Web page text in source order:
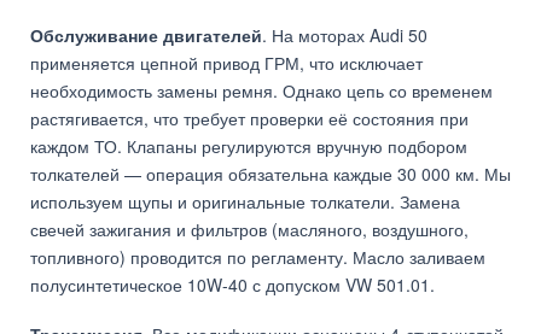
Обслуживание двигателей. На моторах Audi 50
применяется цепной привод ГРМ, что исключает
необходимость замены ремня. Однако цепь со временем
растягивается, что требует проверки её состояния при
каждом ТО. Клапаны регулируются вручную подбором
толкателей — операция обязательна каждые 30 000 км. Мы
используем щупы и оригинальные толкатели. Замена
свечей зажигания и фильтров (масляного, воздушного,
топливного) проводится по регламенту. Масло заливаем
полусинтетическое 10W-40 с допуском VW 501.01.